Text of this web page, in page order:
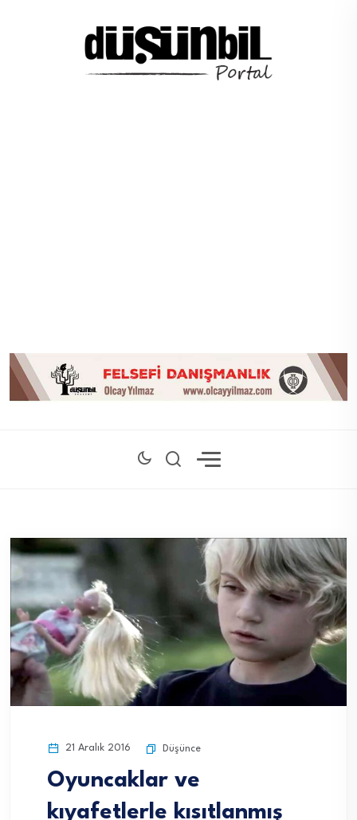
21 Aralık 2016 Düşünce
Oyuncaklar ve
kıyafetlerle kısıtlanmış